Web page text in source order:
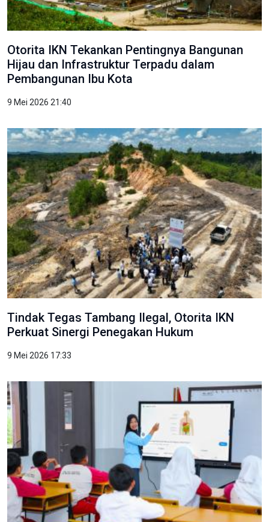
Otorita IKN Tekankan Pentingnya Bangunan
Hijau dan Infrastruktur Terpadu dalam
Pembangunan Ibu Kota
9 Mei 2026 21:40
Tindak Tegas Tambang Ilegal, Otorita IKN
Perkuat Sinergi Penegakan Hukum
9 Mei 2026 17:33